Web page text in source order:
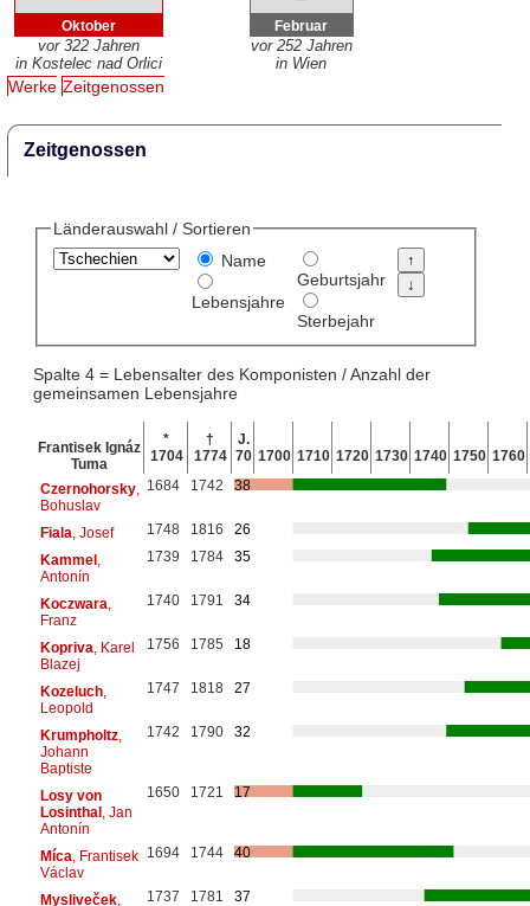
Oktober
vor 322 Jahren
in Kostelec nad Orlici
Februar
vor 252 Jahren
in Wien
Werke Zeitgenossen
Zeitgenossen
Länderauswahl / Sortieren
Name
Lebensjahre
Geburtsjahr
Sterbejahr
Spalte 4 = Lebensalter des Komponisten / Anzahl der
gemeinsamen Lebensjahre
Frantisek Ignáz
Tuma
*
1704
†
1774
J.
70 1700 1710 1720 1730 1740 1750 1760
Czernohorsky,
Bohuslav
1684 1742 38
Fiala , Josef 1748 1816
26
Kammel,
Antonín
1739 1784 35
Koczwara
Franz
1740 1791 34
Kopriva , Karel
Blazej
1756 1785 18
Kozeluch,
Leopold
1747 1818 27
Krumpholtz,
Johann
Baptiste
1742 1790 32
Losy von
Losinthal, Jan
Antonín
1650 1721 17
Míca , Frantisek
Václav
1694 1744 40
Mysliveček,
1737 1781 37